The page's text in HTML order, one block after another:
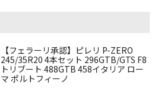
【フェラーリ承認】ピレリ P-ZERO
245/35R20 4本セット 296GTB/GTS F8
トリブート 488GTB 458イタリア ロー
マ ポルトフィーノ